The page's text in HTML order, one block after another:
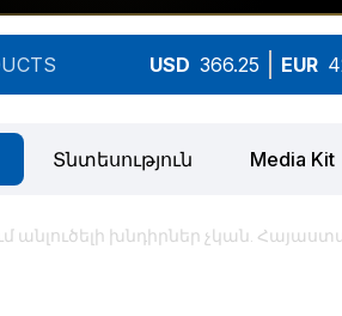
USD 366.25 EUR
Տնտեսություն Media Kit
անլուծելի խնդիրներ չկան.